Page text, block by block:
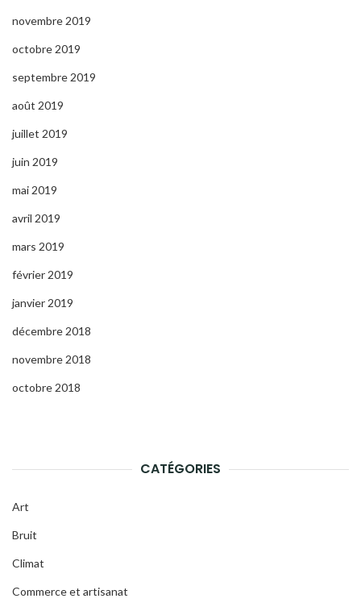
novembre 2019
octobre 2019
septembre 2019
août 2019
juillet 2019
juin 2019
mai 2019
avril 2019
mars 2019
février 2019
janvier 2019
décembre 2018
novembre 2018
octobre 2018
CATÉGORIES
Art
Bruit
Climat
Commerce et artisanat